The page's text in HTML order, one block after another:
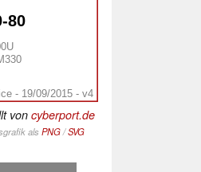
80
- 19/09/2015 - v4
von cyberport.de
als PNG/SVG